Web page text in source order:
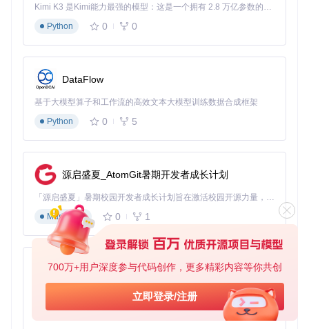
700万+用户深度参与代码创作，更多精彩内容等你共创
立即登录/注册
输出到components/version/token-meta.json
💡 技巧：通过查看生成的JSON文件，可以快速了解所有可定
制变量及其关系
生成流程决策树
当需要生成CSS变量时
│  ├─ 触发React渲染计算样式
│  └─ 输出CSS变量文件
└─ 结果验证
   ├─ 检查变量数量是否匹配
关键实现代码：
// 样式文件扫描逻辑
styleFiles = globSync(
  path.
'components/
Kimi K3 是Kimi能力最强的模型：这是一个拥有 2.8 万亿参数的混合专家（MoE）模型，具备原生视觉理解能力，并支持 100 万 token 的上下文窗口。
Python
0 0
DataFlow
基于大模型算子和工作流的高效文本大模型训练数据合成框架
Python
0 5
源启盛夏_AtomGit暑期开发者成长计划
「源启盛夏」暑期校园开发者成长计划旨在激活校园开源力量，通过积分激励、认证扶持、资源倾斜等形式，引导高校组织和开发者完成「入驻 — 建项目 — 做贡献 — 获认证 — 得资源」的完整闭环。无论你是想带领社团入驻平台的组织者，还是希望用代码贡献证明自己的开发者，都能在这里找到属于你的成长路径。
Markdown
0 1
py-xiaozhi
基于Python的Xiaozhi AI，适用于想要完整Xiaozhi体验而无需拥有专用硬件的用户。
Python
0 1